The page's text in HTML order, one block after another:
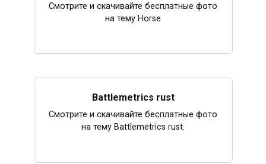
Смотрите и скачивайте бесплатные фото
на тему Horse
Battlemetrics rust
Смотрите и скачивайте бесплатные фото
на тему Battlemetrics rust.